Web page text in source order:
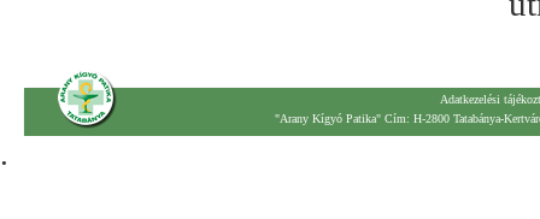
Adatkezelési
"Arany Kígyó Patika" Cím: H-2800 Tatabánya-
.